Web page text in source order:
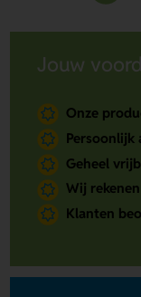
Jouw
Onze
Persoonlijk
Geheel
Wij
Klanten